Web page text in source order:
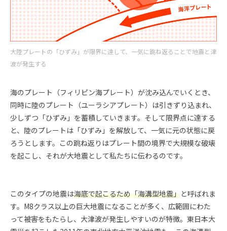
大陸プレートの「ひずみ」が限界に達して、一気に跳ね返ることで地震と津
波が発生する
海のプレート（フィリピン海プレート）が沈み込んでいくとき、
同時に陸のプレート（ユーラシアプレート）は引きずり込まれ、
少しずつ「ひずみ」を蓄積していきます。そして限界点に達する
と、陸のプレートは「ひずみ」を解放して、一気に元の状態に戻
ろうとします。この跳ね返りはプレート間の境界で大規模な破壊
を起こし、それが大地震として私たちに伝わるのです。
このタイプの地震は海底で起こるため「海溝型地震」 と呼ばれま
す。M8クラス以上の巨大地震になることが多く、広範囲にわた
って被害をもたらし、大津波が発生しやすいのが特徴。東日本大